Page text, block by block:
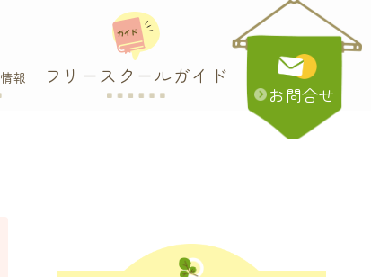
情報 フリースクールガイド
お問合せ